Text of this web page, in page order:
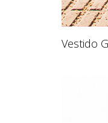
Vestido